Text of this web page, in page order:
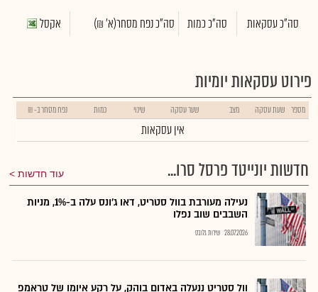
סה"כ עסקאות סה"כ כמות סה"כ נפח מסחר(א' ₪) אקסל
פירוט עסקאות יומיות
מספר שעת עסקה מצב שער עסקה שינוי כמות נפח מסחר ב- ₪
אין עסקאות
חדשות יונייטד פרסל סרו... עוד חדשות
נעילה מעורבת בוול סטריט, דאו ג'ונס עלה ב-1%, מניות
השבבים שוב נפלו
28.07.2026 שירות גלובס
וול סטריט ננעלה באדום בוהק, על רקע איומו של טראמפ